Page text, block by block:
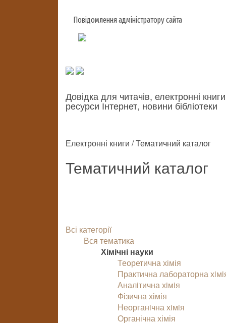
Повідомлення адміністратору сайта
Довідка для читачів, електронні
ресурси Інтернет, новини бібліотеки
Електронні книги / Тематичний каталог
Тематичний каталог
Всі категорії
Вся тематика
Хімічні науки
Теоретична хімія
Практична лабораторна
Аналiтична хiмiя
Фізична хімія
Неорганiчна хiмiя
Органічна хімія